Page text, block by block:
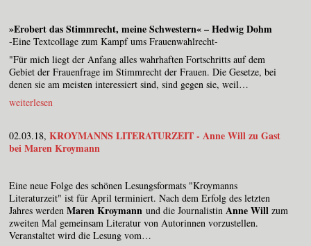
»Erobert das Stimmrecht, meine Schwestern« – Hedwig Dohm
-Eine Textcollage zum Kampf ums Frauenwahlrecht-
"Für mich liegt der Anfang alles wahrhaften Fortschritts auf dem
Gebiet der Frauenfrage im Stimmrecht der Frauen. Die Gesetze, bei
denen sie am meisten interessiert sind, sind gegen sie, weil…
weiterlesen
02.03.18, KROYMANNS LITERATURZEIT - Anne Will zu Gast
bei Maren Kroymann
Eine neue Folge des schönen Lesungsformats "Kroymanns
Literaturzeit" ist für April terminiert. Nach dem Erfolg des letzten
Jahres werden Maren Kroymann und die Journalistin Anne Will zum
zweiten Mal gemeinsam Literatur von Autorinnen vorzustellen.
Veranstaltet wird die Lesung vom…